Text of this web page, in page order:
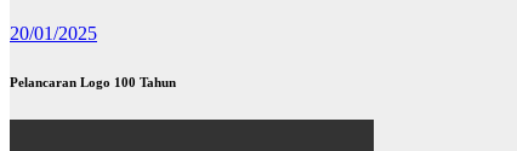
20/01/2025
Pelancaran Logo 100 Tahun